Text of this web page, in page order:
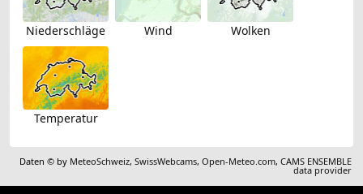
Niederschläge Wind Wolken
Temperatur
Daten © by MeteoSchweiz,SwissWebcams,Open-Meteo.com,CAMS ENSEMBLE
data provider